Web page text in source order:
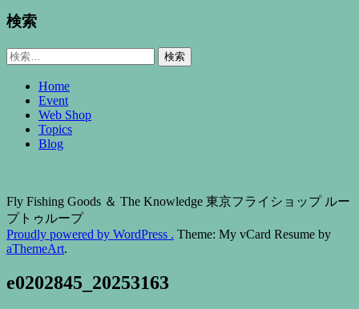
検索
検
Home
Event
Web Shop
Topics
Blog
Fly Fishing Goods ＆ The Knowledge 東京フライショップ ルー
プトゥループ
Proudly powered by WordPress . Theme: My vCard Resume by
aThemeArt.
e0202845_20253163